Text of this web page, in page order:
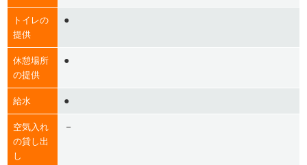
トイレの
提供
●
休憩場所
の提供
●
給水 ●
空気入れ
の貸し出
し
－